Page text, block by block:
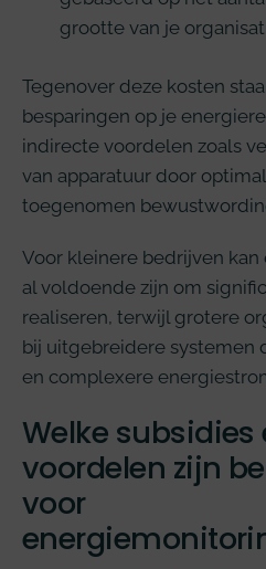
grootte van je
Tegenover deze kosten
besparingen op je
indirecte voordelen zoals
van apparatuur door
toegenomen
Voor kleinere bedrijven
al voldoende zijn om
realiseren, terwijl grotere
bij uitgebreidere systemen
en complexere
Welke subsidies
voordelen zijn
voor